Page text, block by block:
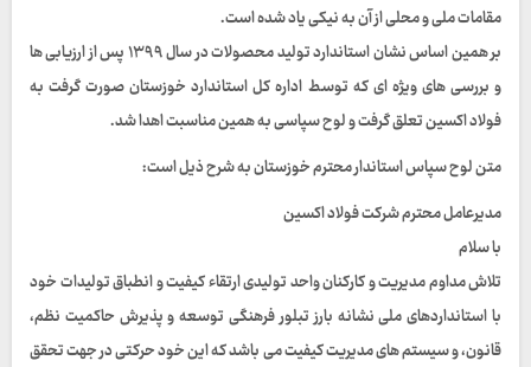
مقامات ملی و محلی از آن به نیکی یاد شده است.
بر همین اساس نشان استاندارد تولید محصولات در سال ۱۳۹۹ پس از ارزیابی ها
و بررسی های ویژه ای که توسط اداره کل استاندارد خوزستان صورت گرفت به
فولاد اکسین تعلق گرفت و لوح سپاسی به همین مناسبت اهدا شد.
متن لوح سپاس استاندار محترم خوزستان به شرح ذیل است:
مدیرعامل محترم شرکت فولاد اکسین
با سلام
تلاش مداوم مدیریت و کارکنان واحد تولیدی ارتقاء کیفیت و انطباق تولیدات خود
با استانداردهای ملی نشانه بارز تبلور فرهنگی توسعه و پذیرش حاکمیت نظم،
قانون، و سیستم های مدیریت کیفیت می باشد که این خود حرکتی در جهت تحقق